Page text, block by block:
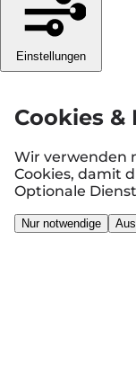
Einstellungen
Cookies
Wir verwenden
Cookies, damit
Optionale
Nur notwendige